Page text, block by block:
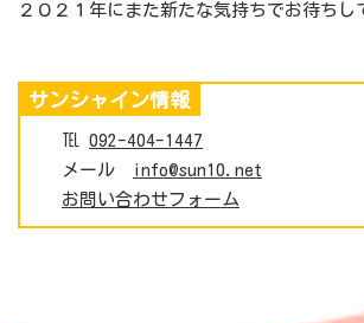
２０２１年にまた新たな気持ちでお待ちし
サンシャイン情報
℡ 092-404-1447
メール
info@sun10.net
お問い合わせフォーム